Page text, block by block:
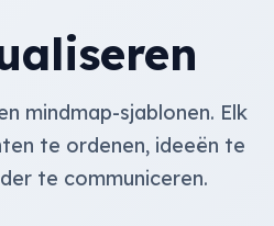
mindmap-sjablonen. Elk
te ordenen, ideeën te
te communiceren.